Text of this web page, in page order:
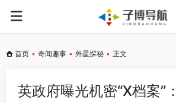
首页 • 奇闻趣事 • 外星探秘 • 正文
英政府曝光机密“X档案”